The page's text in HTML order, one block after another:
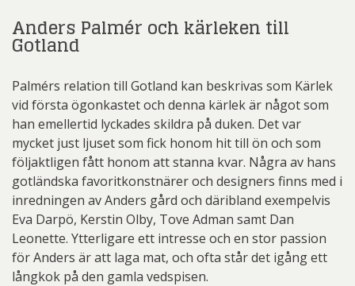
Anders Palmér och kärleken till
Gotland
Palmérs relation till Gotland kan beskrivas som Kärlek
vid första ögonkastet och denna kärlek är något som
han emellertid lyckades skildra på duken. Det var
mycket just ljuset som fick honom hit till ön och som
följaktligen fått honom att stanna kvar. Några av hans
gotländska favoritkonstnärer och designers finns med i
inredningen av Anders gård och däribland exempelvis
Eva Darpö, Kerstin Olby, Tove Adman samt Dan
Leonette. Ytterligare ett intresse och en stor passion
för Anders är att laga mat, och ofta står det igång ett
långkok på den gamla vedspisen.